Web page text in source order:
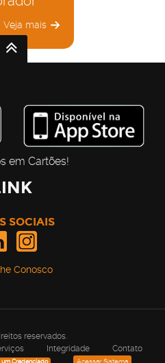
Veja mais
em Cartões!
SOCIAIS
Conosco
reservados.
Integridade
Contato
um Credenciado